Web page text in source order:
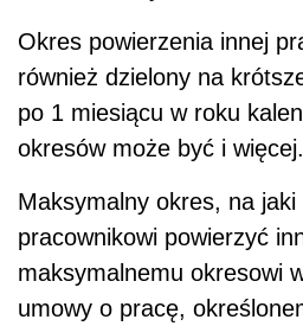
Okres powierzenia innej
również dzielony na
po 1 miesiącu w roku
okresów może być i więcej.
Maksymalny okres, na jaki
pracownikowi powierzyć
maksymalnemu okresowi
umowy o pracę,